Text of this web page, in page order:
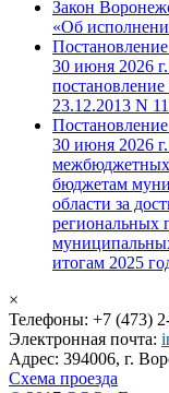
Закон
«Об
30 июня 2026
23.12.2013 N
30 июня 2026
межбюджетных
бюджетам
области за
региональных
итогам 2025
×
Телефоны: +7 (473)
Электронная почта:
Адрес: 394006, г.
Схема проезда